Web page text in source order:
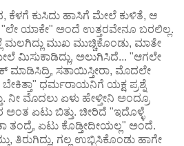
ಕುಸಿದು ಹಾಸಿಗೆ ಮೇಲೆ ಕುಳಿತೆ, ಆ
"ಲೇ ಯಾಕೇ" ಅಂದೆ ಉತ್ತರವೇನೂ ಬರಲಿಲ್ಲ.
ಮಲಗಿದ್ಲು ಮುಖ ಮುಚ್ಚಿಕೊಂಡು, ಮಾತೇ
ಮಿಸುಕಾಡಿದ್ಲು, ಅಲುಗಿಸಿದೆ... "ಆಗಲೇ
ಮಾಡಿಸಿದ್ರಿ, ಸತಾಯಿಸ್ತೀರಾ, ಮೊದಲೇ
ಧರ್ಮರಾಯನಿಗೆ ಯಕ್ಷ ಪ್ರಶ್ನೆ
ನೀ ಮೊದಲು ಏಳು ಹೇಳ್ತೀನಿ ಅಂದ್ರೂ
ಏಟು ಬಿತ್ತು. ಚೀರಿದೆ "ಇದೊಳ್ಳೆ
ತಂದ್ರೆ, ಏಟು ಕೊಡ್ತೀದೀಯಲ್ಲ" ಅಂದೆ.
ತಿರುಗಿದ್ಲು, ಗಲ್ಲ ಉಬ್ಬಿಸಿಕೊಂಡು ಹಾಗೇ